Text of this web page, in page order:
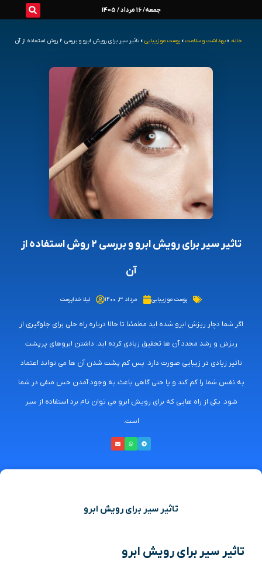
جمعه/ 16 مرداد / 1405
خانه » بهداشت و سلامت » پوست مو زیبایی » تاثیر سیر برای رویش ابرو و بررسی ۲ روش استفاده از آن
تاثیر سیر برای رویش ابرو و بررسی ۲ روش استفاده از
آن
پوست مو زیبایی مرداد ۳, ۱۴۰۰ لیلا خداپرست
اگر شما دچار ریزش ابرو شده اید مطمئنا تا حالا درباره راه حلی برای جلوگیری از
ریزش و رشد مجدد آن ها تحقیق زیادی کرده اید. داشتن ابروهای پرپشت
تاثیر زیادی در زیبایی صورت دارد. پس کم پشت شدن آن ها می تواند اعتماد
به نفس شما را کم کند و یا حتی گاهی باعث به وجود آمدن حس منفی در شما
شود. یکی از راه هایی که برای رویش ابرو می توان نام برد استفاده از سیر
است.
تاثیر سیر برای رویش ابرو
تاثیر سیر برای رویش ابرو